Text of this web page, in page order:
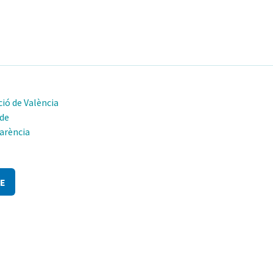
de València